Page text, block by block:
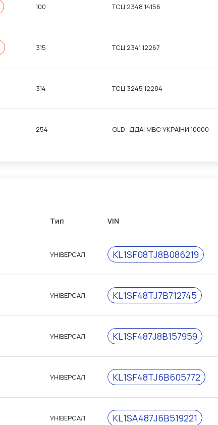
100 ТСЦ 2348 14156
315 ТСЦ 2341 12267
314 ТСЦ 3245 12284
254 OLD_ДДАІ МВС УКРАЇНИ 10000
Тип VIN
УНІВЕРСАЛ KL1SF08TJ8B086219
УНІВЕРСАЛ KL1SF48TJ7B712745
УНІВЕРСАЛ KL1SF487J8B157959
УНІВЕРСАЛ KL1SF48TJ6B605772
УНІВЕРСАЛ KL1SA487J6B519221